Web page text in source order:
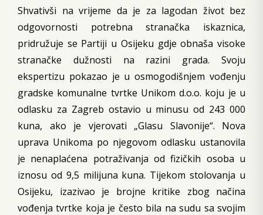
Shvativši na vrijeme da je za lagodan život bez
odgovornosti potrebna stranačka iskaznica,
pridružuje se Partiji u Osijeku gdje obnaša visoke
stranačke dužnosti na razini grada. Svoju
ekspertizu pokazao je u osmogodišnjem vođenju
gradske komunalne tvrtke Unikom d.o.o. koju je u
odlasku za Zagreb ostavio u minusu od 243 000
kuna, ako je vjerovati „Glasu Slavonije“. Nova
uprava Unikoma po njegovom odlasku ustanovila
je nenaplaćena potraživanja od fizičkih osoba u
iznosu od 9,5 milijuna kuna. Tijekom stolovanja u
Osijeku, izazivao je brojne kritike zbog načina
vođenja tvrtke koja je često bila na sudu sa svojim